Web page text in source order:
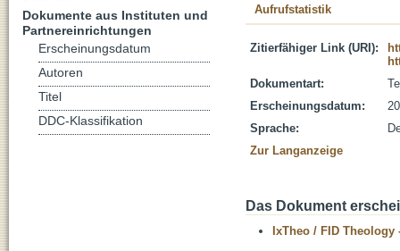
Aufrufstatistik
Zitierfähiger Link (URI):
Dokumentart:
Erscheinungsdatum:
Sprache:
Zur Langanzeige
Das Dokument
IxTheo / FID Theology
Dokumente aus Instituten und
Partnereinrichtungen
Erscheinungsdatum
Autoren
Titel
DDC-Klassifikation